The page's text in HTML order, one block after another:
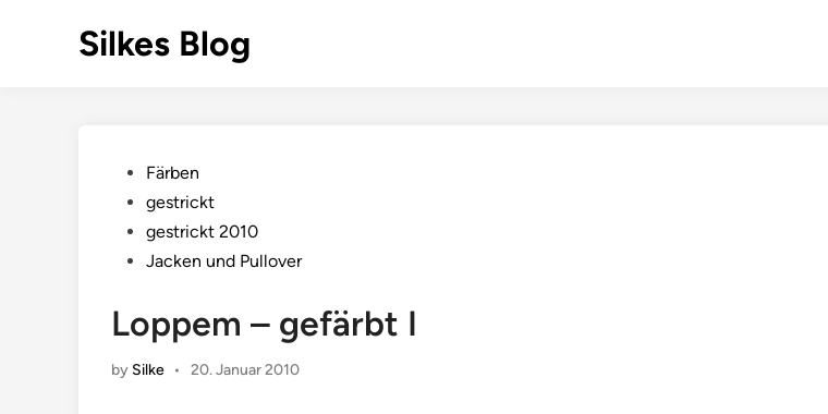
Silkes Blog
PostedFärben
gestrickt
gestrickt 2010
Jacken und Pullover
Loppem – gefärbt I
by Silke • 20. Januar 2010